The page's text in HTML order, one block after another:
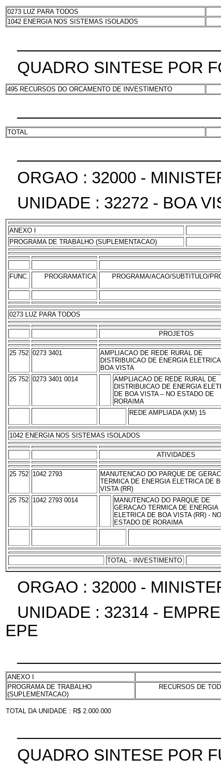
0273 LUZ PARA TODOS
1042 ENERGIA NOS SISTEMAS ISOLADOS
QUADRO SINTESE POR
495 RECURSOS DO ORCAMENTO DE INVESTIMENTO
TOTAL
ORGAO : 32000 -
UNIDADE : 32272 - BOA
ANEXO I
PROGRAMA DE TRABALHO (SUPLEMENTACAO)
FUNC. PROGRAMATICA PROGRAMA/ACAO/SUBTITULO/
0273 LUZ PARA TODOS
PROJETOS
25 752 0273 3401
AMPLIACAO DE REDE RURAL DE
DISTRIBUICAO DE ENERGIA
BOA VISTA
25 752 0273 3401 0014
AMPLIACAO DE REDE RURAL DE
DISTRIBUICAO DE ENERGIA
DE BOA VISTA – NO ESTADO DE
RORAIMA
REDE AMPLIADA (KM) 15
1042 ENERGIA NOS SISTEMAS ISOLADOS
ATIVIDADES
25 752 1042 2793
MANUTENCAO DO PARQUE DE
TERMICA DE ENERGIA ELETRICA DE
VISTA (RR)
25 752
1042 2793 0014
MANUTENCAO DO PARQUE DE
GERACAO TERMICA DE ENERGIA
ELETRICA DE BOA VISTA (RR) - NO
ESTADO DE RORAIMA
TOTAL - INVESTIMENTO
ORGAO : 32000 -
UNIDADE : 32314 -
EPE
ANEXO I
PROGRAMA DE TRABALHO
(SUPLEMENTACAO)
RECURSOS DE
TOTAL DA UNIDADE : R$ 2.000.000
QUADRO SINTESE POR